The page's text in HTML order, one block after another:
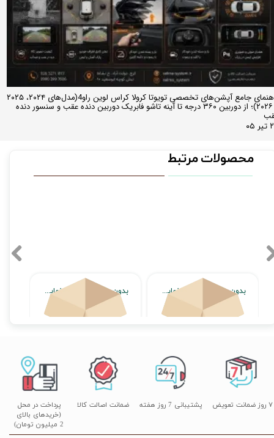
راهنمای جامع آپشن‌های تخصصی تویوتا کرولا کراس لوین راو4(مدل‌های ۲۰۲۴، ۲۰۲۵
و ۲۰۲۶)؛ از دوربین ۳۶۰ درجه تا آینه تاشو فابریک دوربین دنده عقب و سنسور دنده
محصولات مرتبط
بدون محصول جهت نمایش
اتمام موجودی
بدون محصول جهت نمایش
اتمام موجودی
پشتیبانی 7 روز هفته
پرداخت در محل
(خریدهای بالای
2 میلیون تومان)
۷ روز ضمانت تعویض ضمانت اصالت کالا